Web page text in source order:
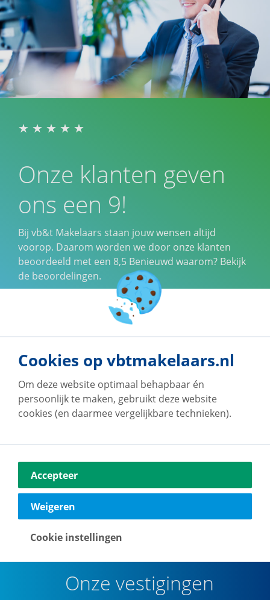
Onze klanten geven
ons een 9!
Bij vb&t Makelaars staan jouw wensen altijd
voorop. Daarom worden we door onze klanten
beoordeeld met een 8,5 Benieuwd waarom? Bekijk
de beoordelingen.
Klantbeoordelingen
Op de hoogte blijven van ons
Maak een account en ontvang van ons per e-mail
updates met voor jou relevant woningaanbod.
Maak een zoekprofiel aan
Onze vestigingen
Cookies op vbtmakelaars.nl
Om deze website optimaal behapbaar én
persoonlijk te maken, gebruikt deze website
cookies (en daarmee vergelijkbare technieken).
Accepteer
Weigeren
Cookie instellingen